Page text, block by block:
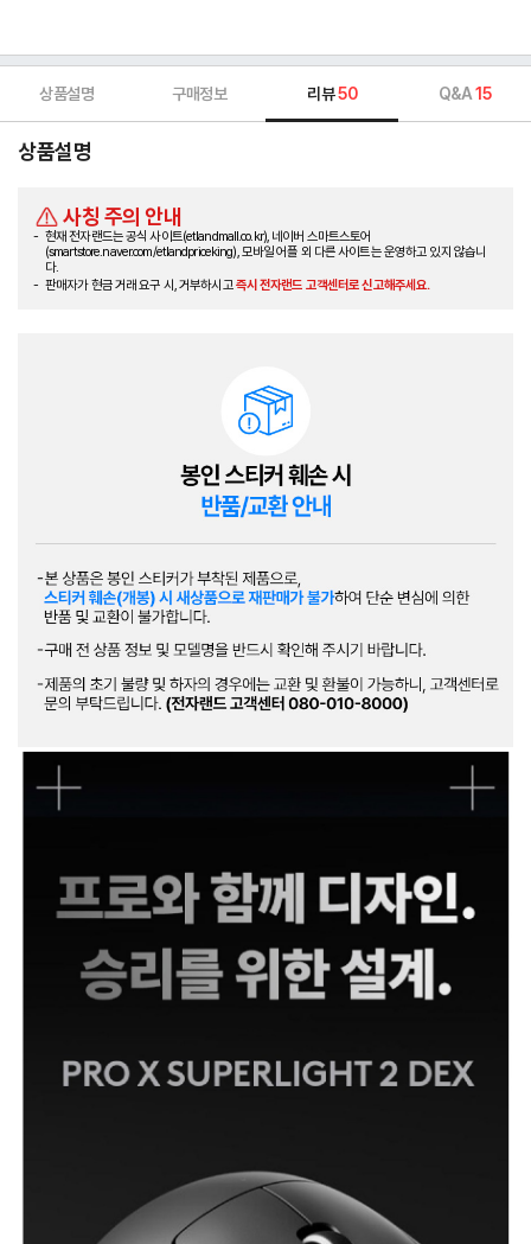
상품설명 구매정보 리뷰50 Q&A 15
상품설명
사칭 주의 안내
현재 전자랜드는 공식 사이트(etlandmall.co.kr), 네이버 스마트스토어
(smartstore.naver.com/etlandpriceking), 모바일 어플 외 다른 사이트는 운영하고 있지 않습니
다.
판매자가 현금 거래 요구 시, 거부하시고즉시 전자랜드 고객센터로 신고해주세요.